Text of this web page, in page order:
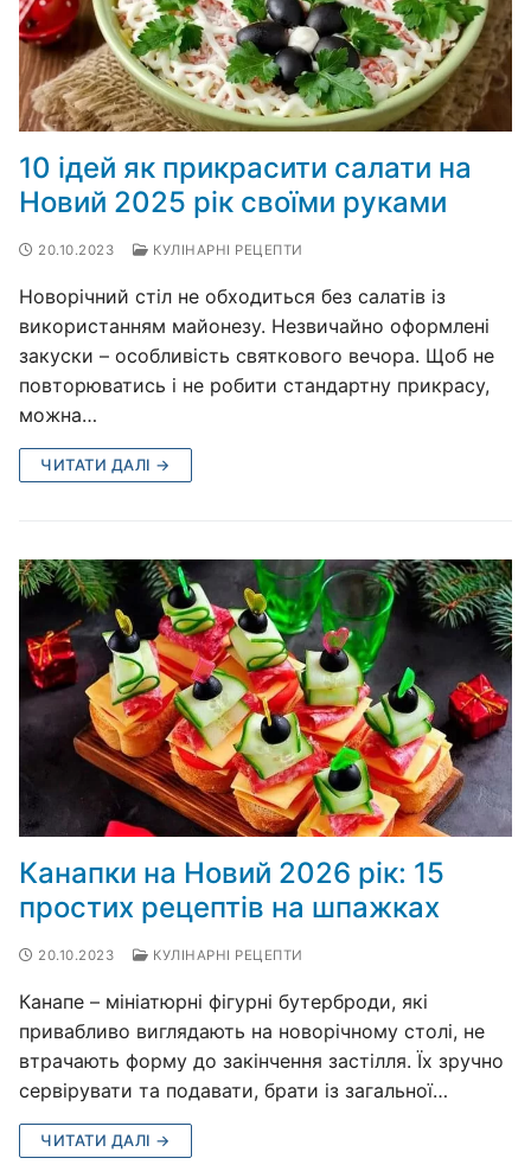
10 ідей як прикрасити салати на
Новий 2025 рік своїми руками
20.10.2023 КУЛІНАРНІ РЕЦЕПТИ
Новорічний стіл не обходиться без салатів із
використанням майонезу. Незвичайно оформлені
закуски – особливість святкового вечора. Щоб не
повторюватись і не робити стандартну прикрасу,
можна…
ЧИТАТИ ДАЛІ →
Канапки на Новий 2026 рік: 15
простих рецептів на шпажках
20.10.2023 КУЛІНАРНІ РЕЦЕПТИ
Канапе – мініатюрні фігурні бутерброди, які
привабливо виглядають на новорічному столі, не
втрачають форму до закінчення застілля. Їх зручно
сервірувати та подавати, брати із загальної…
ЧИТАТИ ДАЛІ →